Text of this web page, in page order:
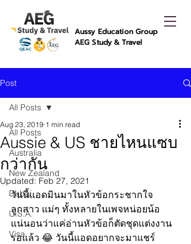
Aussy Education Group
AEG Study & Travel
Post
All Posts
Australia
New Zealand
Dubai
U.S.A.
Visa
All Posts
Aussie & US ชายไหนแซบ
กว่ากัน
Aug 23, 2019 1 min read
Updated: Feb 27, 2021
วันนี้แอดมินมาในหัวข้อกระชากใจ
ลูกสาว แม่ๆ ทั้งหลายในเพจหน่อยน้อ
แน่นอนว่าแค่อ่านหัวข้อก็ตัดชุดแต่งงาน
รอแล้ว 😂 วันนี้แอดอยากจะมาแชร์